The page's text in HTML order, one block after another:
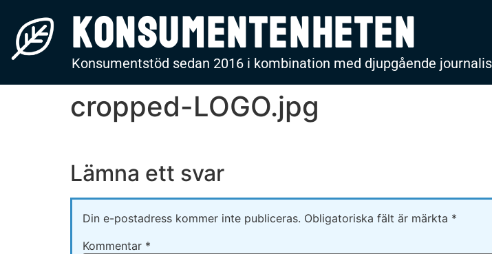
Konsumentenheten
Konsumentstöd sedan 2016 i kombination med djupgående
cropped-LOGO.jpg
Lämna ett svar
Din e-postadress kommer inte publiceras. Obligatoriska fält är märkta *
Kommentar *